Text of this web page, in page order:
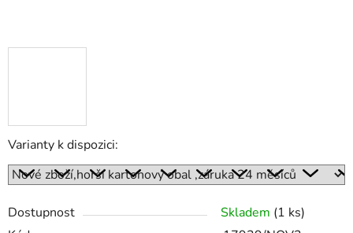
Varianty k dispozici:
Dostupnost Skladem (1 ks)